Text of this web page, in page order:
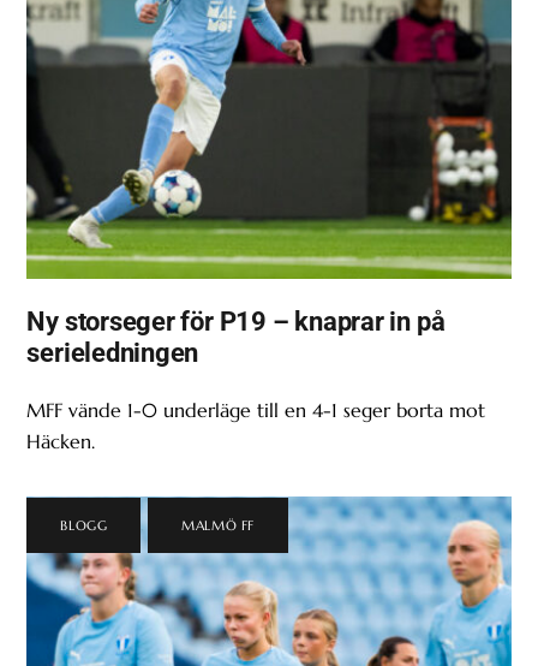
Ny storseger för P19 – knaprar in på
serieledningen
MFF vände 1-0 underläge till en 4-1 seger borta mot
Häcken.
BLOGG , MALMÖ FF